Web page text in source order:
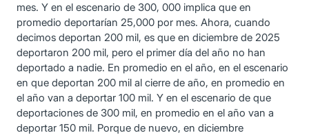
mes. Y en el escenario de 300, 000 implica que en
promedio deportarían 25,000 por mes. Ahora, cuando
decimos deportan 200 mil, es que en diciembre de 2025
deportaron 200 mil, pero el primer día del año no han
deportado a nadie. En promedio en el año, en el escenario
en que deportan 200 mil al cierre de año, en promedio en
el año van a deportar 100 mil. Y en el escenario de que
deportaciones de 300 mil, en promedio en el año van a
deportar 150 mil. Porque de nuevo, en diciembre